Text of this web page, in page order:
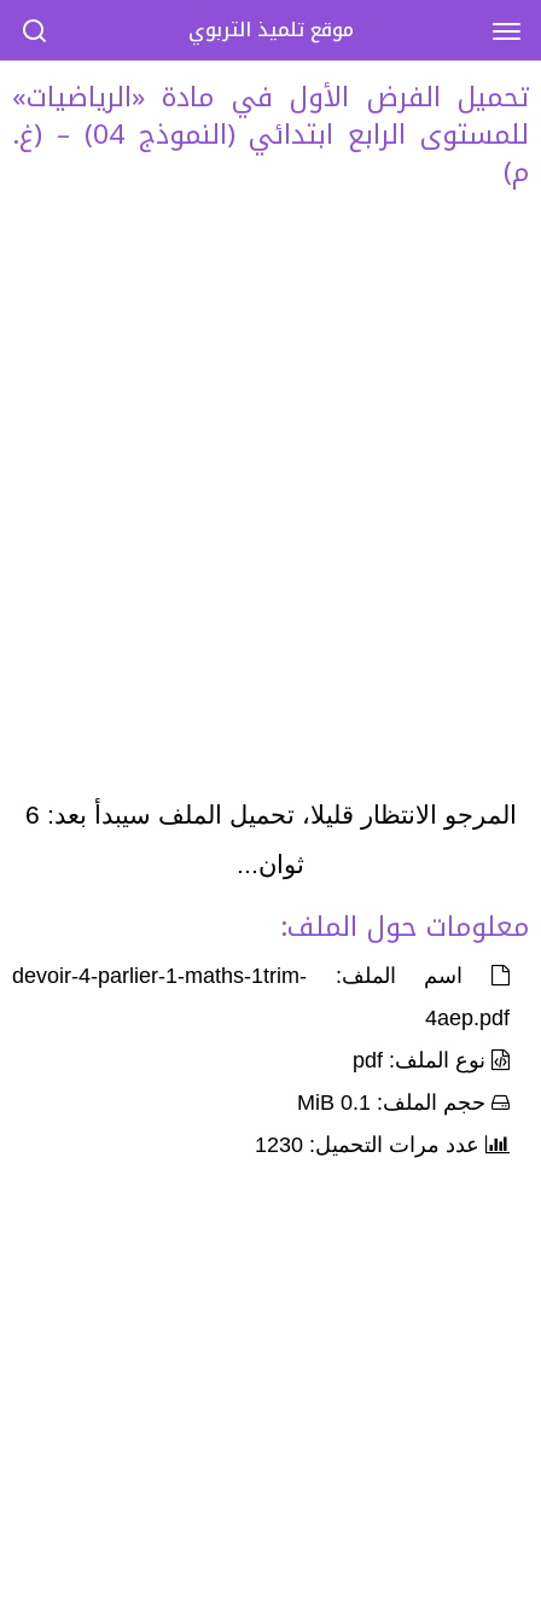
تحميل الفرض الأول في مادة «الرياضيات»
للمستوى الرابع ابتدائي (النموذج 04) – (غ.
م)
المرجو الانتظار قليلا، تحميل الملف سيبدأ بعد: 6
ثوان...
معلومات حول الملف:
اسم الملف: devoir-4-parlier-1-maths-1trim-
4aep.pdf
نوع الملف: pdf
حجم الملف: 0.1 MiB
عدد مرات التحميل: 1230
موقع تلميذ التربوي